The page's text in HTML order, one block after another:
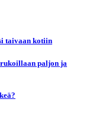
taivaan kotiin
rukoillaan paljon ja